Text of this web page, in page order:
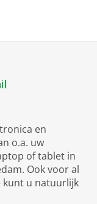
en
o.a. uw
of tablet in
Ook voor al
kunt u natuurlijk